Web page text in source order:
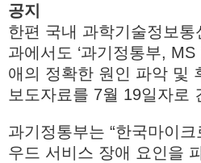
공지
한편 국내 과학기술정보
과에서도 ‘과기정통부,
애의 정확한 원인 파악 및
보도자료를 7월 19일자로
과기정통부는 “한국마이
우드 서비스 장애 요인을